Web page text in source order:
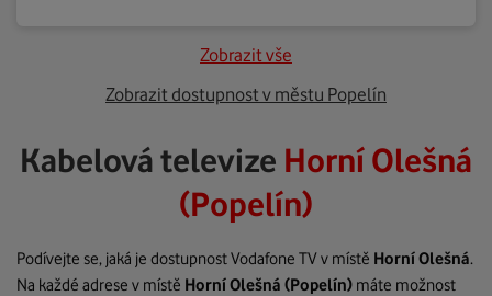
Zobrazit vše
Zobrazit dostupnost v městu Popelín
Kabelová televize Horní Olešná
(Popelín)
Podívejte se, jaká je dostupnost Vodafone TV v místě Horní Olešná.
Na každé adrese v místě Horní Olešná (Popelín) máte možnost